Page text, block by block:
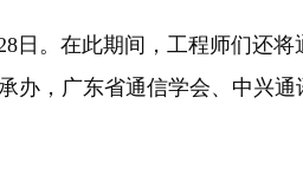
。在此期间，工程师们还将
办，广东省通信学会、中兴通